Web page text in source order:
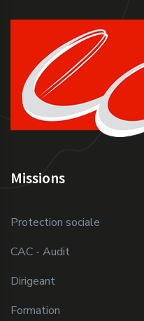
Missions
Protection sociale
CAC - Audit
Dirigeant
Formation